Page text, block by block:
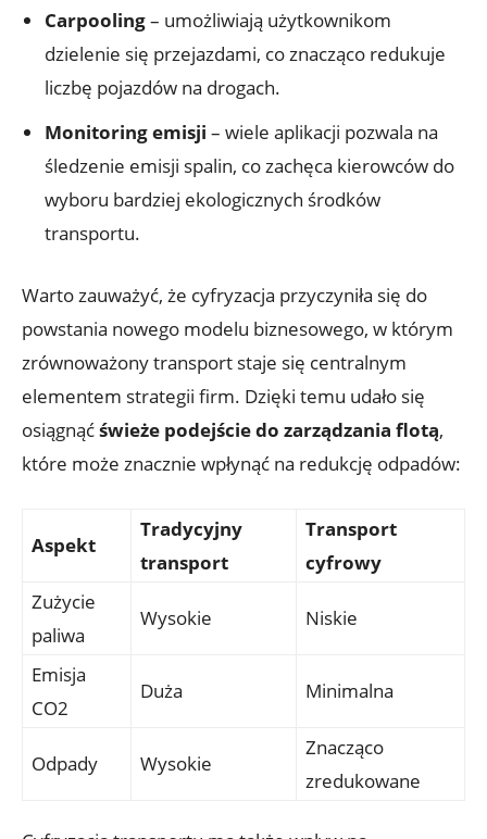
Carpooling– umożliwiają użytkownikom
dzielenie się przejazdami, co znacząco redukuje
liczbę pojazdów na drogach.
Monitoring emisji – wiele aplikacji pozwala na
śledzenie emisji spalin, co zachęca kierowców do
wyboru bardziej ekologicznych środków
transportu.
Warto zauważyć, że cyfryzacja przyczyniła się do
powstania nowego modelu biznesowego, w którym
zrównoważony transport staje się centralnym
elementem strategii firm. Dzięki temu udało się
osiągnąćświeże podejście do zarządzania flotą,
które może znacznie wpłynąć na redukcję odpadów:
Aspekt
Tradycyjny
transport
Transport
cyfrowy
Zużycie
paliwa
Wysokie Niskie
Emisja
CO2
Duża Minimalna
Odpady Wysokie
Znacząco
zredukowane